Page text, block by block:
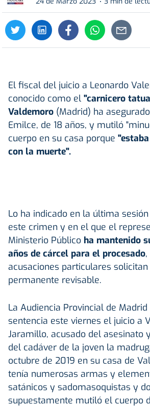
El fiscal del juicio a Leonardo
conocido como el "carnicero
Valdemoro (Madrid) ha
Emilce, de 18 años, y mutiló
cuerpo en su casa porque
con la muerte".
Lo ha indicado en la última
este crimen y en el que el
Ministerio Público ha mantenido
años de cárcel para el procesado
acusaciones particulares
permanente revisable.
La Audiencia Provincial de
sentencia este viernes el juicio a
Jaramillo, acusado del asesinato
del cadáver de la joven la
octubre de 2019 en su casa de
tenía numerosas armas y
satánicos y sadomasoquistas y
supuestamente mutiló el cuerpo